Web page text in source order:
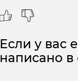
Если у вас
написано в